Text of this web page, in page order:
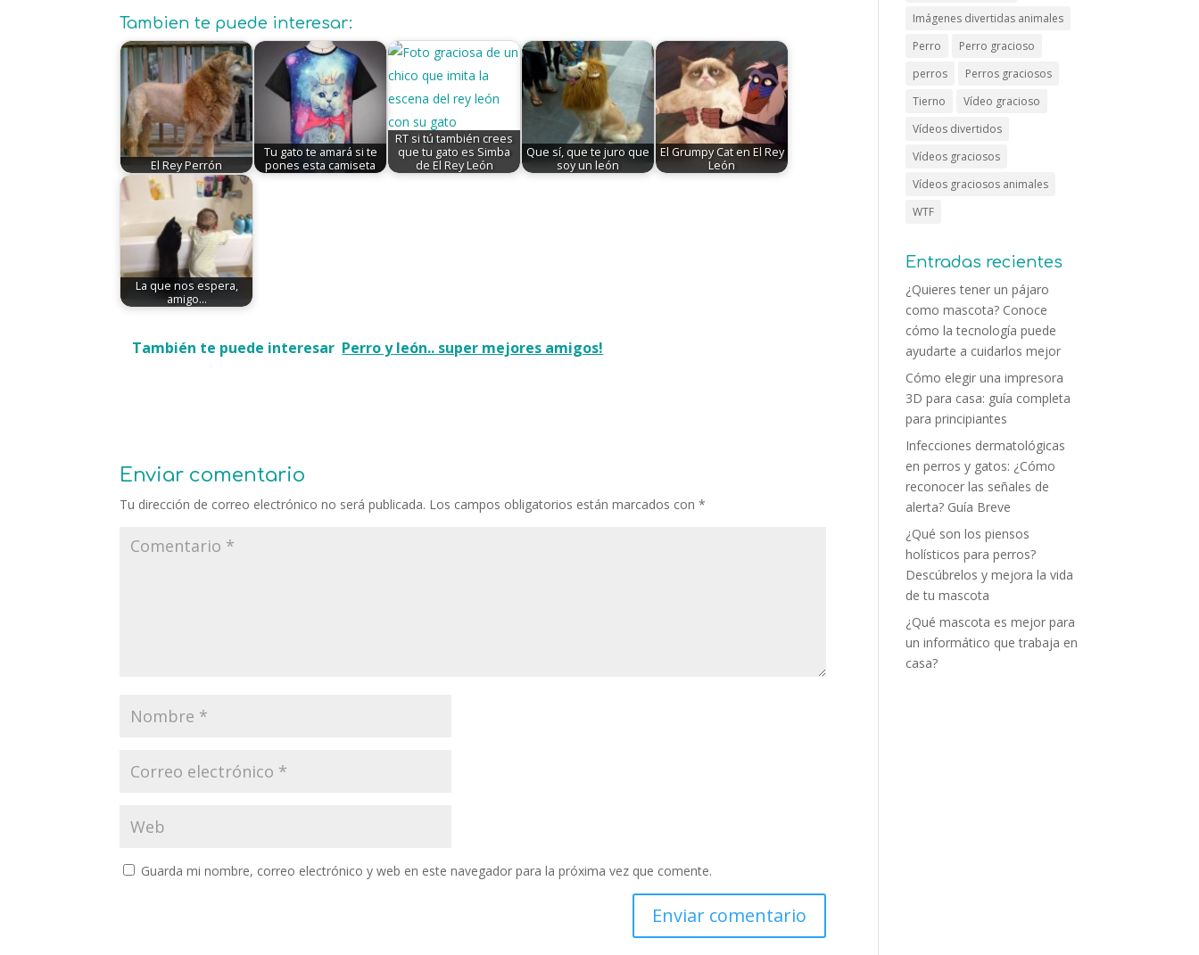
Tambien te puede interesar:
El Rey Perrón
Tu gato te amará si te
pones esta camiseta
RT si tú también crees
que tu gato es Simba
de El Rey León
Que sí, que te juro que
soy un león
El Grumpy Cat en El Rey
León
La que nos espera,
amigo...
También te puede interesar Perro y león.. super mejores amigos!
Enviar comentario
Tu dirección de correo electrónico no será publicada. Los campos obligatorios están marcados con*
Guarda mi nombre, correo electrónico y web en este navegador para la próxima vez que comente.
Imágenes divertidas animales
Perro
Perro gracioso
perros
Perros graciosos
Tierno
Vídeo gracioso
Vídeos divertidos
Vídeos graciosos
Vídeos graciosos animales
WTF
Entradas recientes
¿Quieres tener un pájaro
como mascota? Conoce
cómo la tecnología puede
ayudarte a cuidarlos mejor
Cómo elegir una impresora
3D para casa: guía completa
para principiantes
Infecciones dermatológicas
en perros y gatos: ¿Cómo
reconocer las señales de
alerta? Guía Breve
¿Qué son los piensos
holísticos para perros?
Descúbrelos y mejora la vida
de tu mascota
¿Qué mascota es mejor para
un informático que trabaja en
casa?